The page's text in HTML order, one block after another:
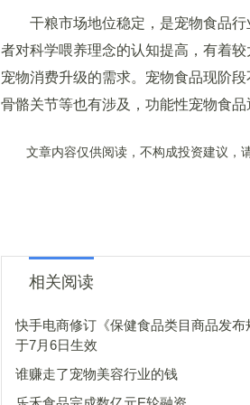
干粮市场地位稳定，是宠物食品行
者对科学喂养理念的认知提高，有着
宠物消费升级的需求。宠物食品现阶
骨骼关节等也有涉及，功能性宠物食
文章内容仅供阅读，不构成投资建议，
相关阅读
快手电商修订《保健食品类目商品发布
于7月6日生效
谁赚走了宠物美容行业的钱